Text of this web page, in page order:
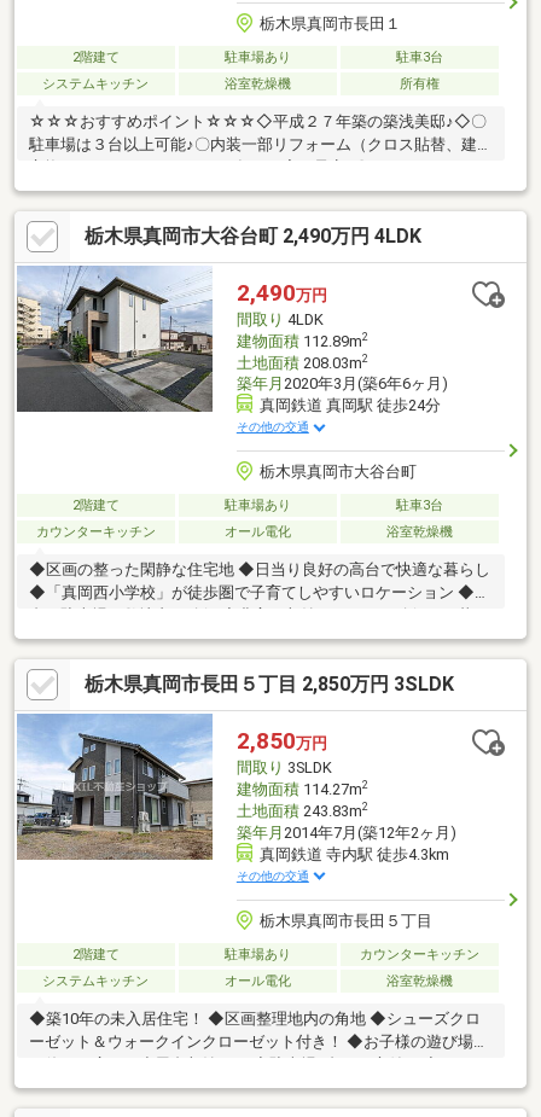
栃木県真岡市長田１
2階建て 駐車場あり
駐車3台
システムキッチン
浴室乾燥機 所有権
☆☆☆おすすめポイント☆☆☆◇平成２７年築の築浅美邸♪◇〇
駐車場は３台以上可能♪〇内装一部リフォーム（クロス貼替、建具
交換）♪○リフォーム２０２６年６月完了予定♪〇ハウスクリーニ
ング実施予定（2026年5月）☆☆☆なないろ不動産へ住宅ローン
のご相談を☆☆☆◆自己資金（頭金）が無い、又は使いたくない
方。◆転職して間もない為、勤続年数が短い方。◆車のローンや
キャッシング等、他のローン残債があ る方（件数や金額が多い
場合は特に）。◆国民健康保険に加入している方。
栃木県真岡市大谷台町 2,490万円 4LDK
2,490万円
間取り 4LDK
建物面積112.89m2
土地面積208.03m2
築年月 2020年3月(築6年6ヶ月)
真岡鉄道 真岡駅 徒歩24分
その他の交通
栃木県真岡市大谷台町
2階建て 駐車場あり
駐車3台
カウンターキッチン
オール電化 浴室乾燥機
◆区画の整った閑静な住宅地 ◆日当り良好の高台で快適な暮らし
◆「真岡西小学校」が徒歩圏で子育てしやすいロケーション ◆4
しやすい間取り
栃木県真岡市長田５丁目 2,850万円 3SLDK
2,850万円
間取り 3SLDK
建物面積114.27m2
土地面積243.83m2
築年月 2014年7月(築12年2ヶ月)
真岡鉄道 寺内駅 徒歩4.3km
その他の交通
栃木県真岡市長田５丁目
2階建て 駐車場あり
カウンターキッチン
システムキッチン
オール電化 浴室乾燥機
◆築10年の未入居住宅！ ◆区画整理地内の角地 ◆シューズクロ
ーゼット＆ウォークインクローゼット付き！ ◆お子様の遊び場に
も使える広めの小屋裏収納あり ◆駐車場3台可・庭付き ◆オール
電化の住まい